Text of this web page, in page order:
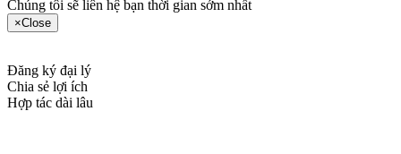
Chúng tôi sẽ liên hệ bạn thời gian sớm nhất
×Close
Đăng ký đại lý
Chia sẻ lợi ích
Hợp tác dài lâu